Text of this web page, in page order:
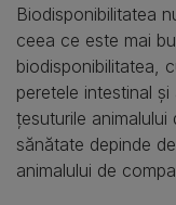
Biodisponibilitatea
ceea ce este mai
biodisponibilitatea,
peretele intestinal
ţesuturile
sănătate depinde
animalului de